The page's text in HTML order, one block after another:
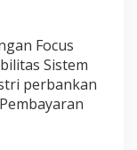
Focus
Sistem
perbankan